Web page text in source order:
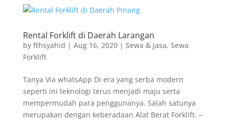
Rental Forklift di Daerah Larangan
by fthsyahid | Aug 16, 2020| Sewa & Jasa, Sewa
Forklift
Tanya Via whatsApp Di era yang serba modern
seperti ini teknologi terus menjadi maju serta
mempermudah para penggunanya. Salah satunya
merupakan dengan keberadaan Alat Berat Forklift. –